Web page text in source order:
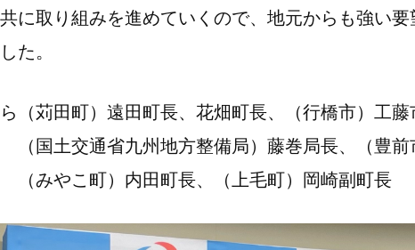
に取り組みを進めていくので、地元からも強い
た。
（苅田町）遠田町長、花畑町長、（行橋市）工藤
土交通省九州地方整備局）藤巻局長、（豊前
やこ町）内田町長、（上毛町）岡崎副町長